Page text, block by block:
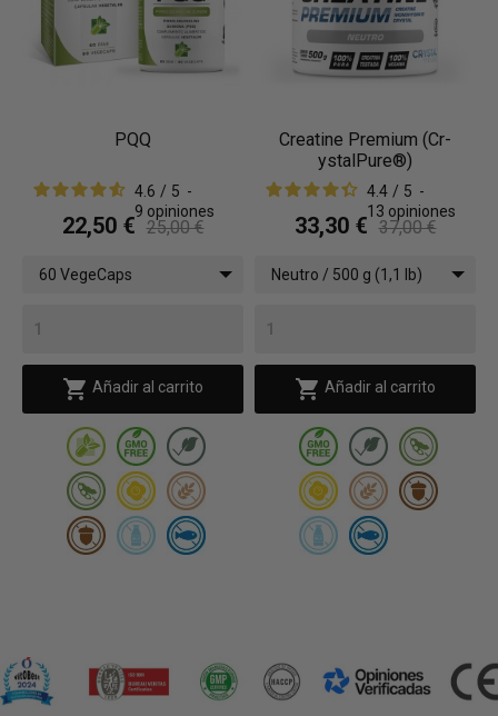
PQQ
4.6 / 5 -
9 opiniones
22,50 € 25,00 €
60 VegeCaps
 Añadir al carrito
Creatine Premium (Cr-
ystalPure®)
4.4 / 5 -
13 opiniones
33,30 € 37,00 €
Neutro / 500 g (1,1 lb)
 Añadir al carrito